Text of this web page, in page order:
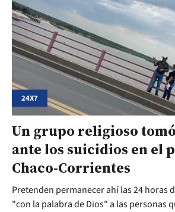
24X7
Un grupo religioso
ante los suicidios en el
Chaco-Corrientes
Pretenden permanecer ahí las 24 horas
"con la palabra de Dios" a las personas